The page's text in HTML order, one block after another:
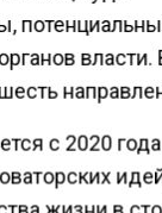
власти.
с 2020